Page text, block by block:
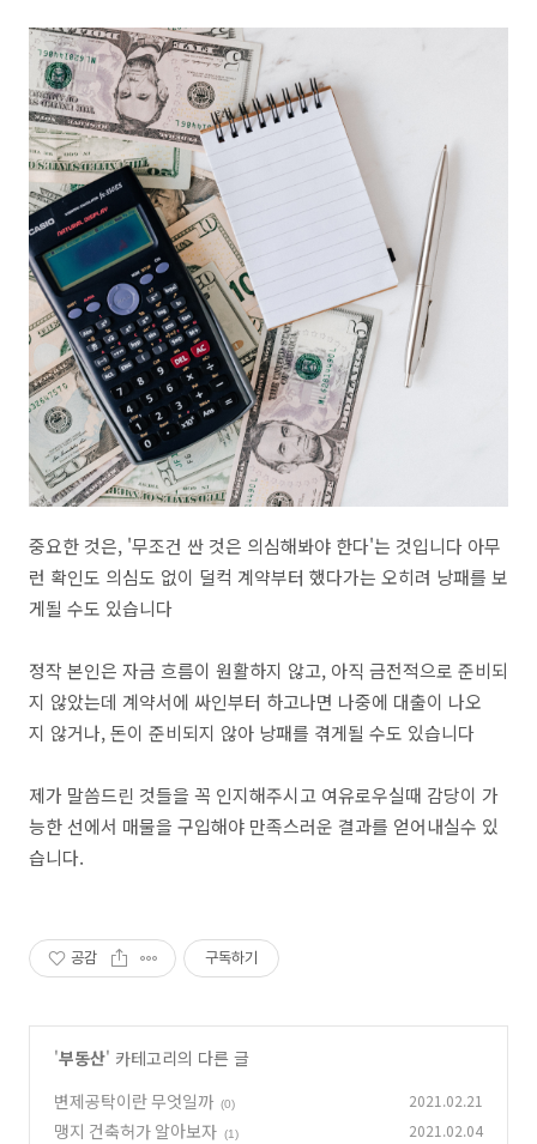
중요한 것은, '무조건 싼 것은 의심해봐야 한다'는 것입니다 아무
런 확인도 의심도 없이 덜컥 계약부터 했다가는 오히려 낭패를 보
게될 수도 있습니다
정작 본인은 자금 흐름이 원활하지 않고, 아직 금전적으로 준비되
지 않았는데 계약서에 싸인부터 하고나면 나중에 대출이 나오
지 않거나, 돈이 준비되지 않아 낭패를 겪게될 수도 있습니다
제가 말씀드린 것들을 꼭 인지해주시고 여유로우실때 감당이 가
능한 선에서 매물을 구입해야 만족스러운 결과를 얻어내실수 있
습니다.
공감 구독하기
'부동산' 카테고리의 다른 글
변제공탁이란 무엇일까 (0) 2021.02.21
맹지 건축허가 알아보자 (1) 2021.02.04